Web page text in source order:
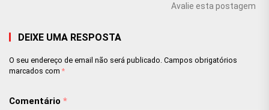
Avalie esta postagem
DEIXE UMA RESPOSTA
O seu endereço de email não será publicado. Campos obrigatórios
marcados com *
Comentário *